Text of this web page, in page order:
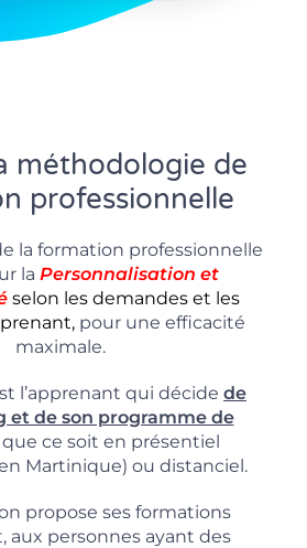
méthodologie de
professionnelle
la formation professionnelle
la Personnalisation et
selon les demandes et les
pour une efficacité
maximale.
l’apprenant qui décide de
et de son programme de
ce soit en présentiel
Martinique) ou distanciel.
propose ses formations
aux personnes ayant des